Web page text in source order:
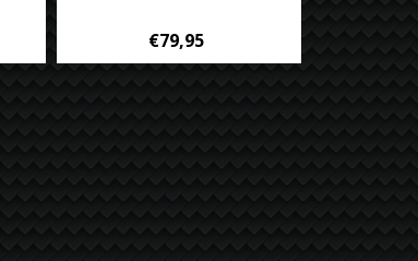
€79,95